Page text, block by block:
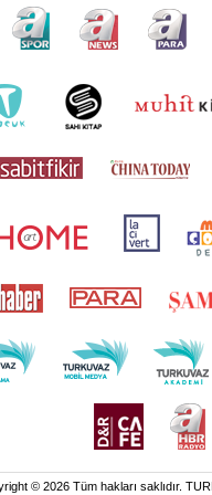
© 2026 Tüm hakları saklıdır.